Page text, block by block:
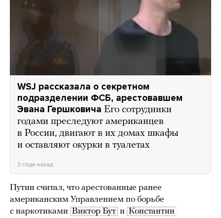
WSJ рассказала о секретном
подразделении ФСБ, арестовавшем
Эвана Гершковича Его сотрудники
годами преследуют американцев
в России, двигают в их домах шкафы
и оставляют окурки в туалетах
3 года назад
Путин считал, что арестованные ранее
американским Управлением по борьбе
с наркотиками Виктор Бут и Константин